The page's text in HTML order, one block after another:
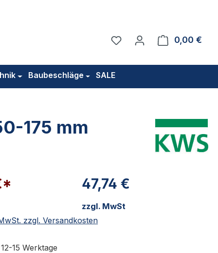
Du hast 0 Produkte auf
0,00 €
Baubeschläge SALE
175 mm
47,74 €
zzgl. MwSt
zzgl. Versandkosten
15 Werktage